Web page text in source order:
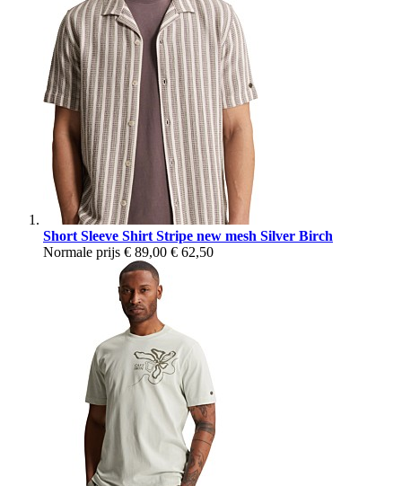
Short Sleeve Shirt Stripe new mesh Silver Birch
Normale prijs € 89,00 € 62,50